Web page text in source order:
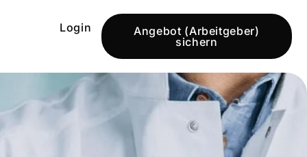
Login
Angebot (Arbeitgeber)
sichern